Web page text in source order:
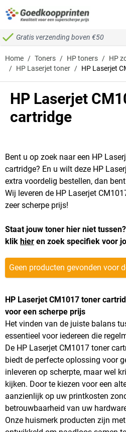
Ga naar de inhoud
Gratis verzending boven €50
Home / Toners / HP toners / HP
/ HP Laserjet toner / HP Laserjet
HP Laserjet
cartridge
Bent u op zoek naar een HP
cartridge? En u wilt deze HP
extra voordelig bestellen, dan
Wij leveren de HP Laserjet
zeer scherpe prijs!
Staat jouw toner hier niet
klik hier en zoek specifiek voor
Geen producten gevonden voor
HP Laserjet CM1017 toner
voor een scherpe prijs
Het vinden van de juiste balans
essentieel voor iedereen die
De HP Laserjet CM1017 toner
biedt de perfecte oplossing voor
inleveren op scherpte, maar wel
kijken. Door te kiezen voor een
aanzienlijk op uw printkosten
betrouwbaarheid van uw
Onze huismerk producten zijn